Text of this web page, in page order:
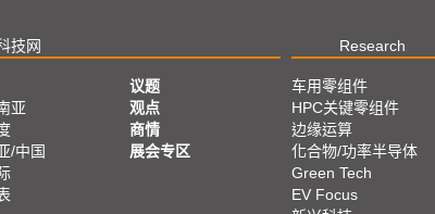
技网 Research
亚
/中国
议题
观点
商情
展会专区
车用零组件
HPC关键零组件
边缘运算
化合物/功率半导体
Green Tech
EV Focus